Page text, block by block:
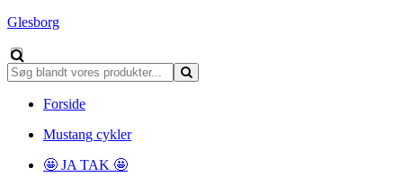
Glesborg
Forside
Mustang cykler
🤩 JA TAK 🤩